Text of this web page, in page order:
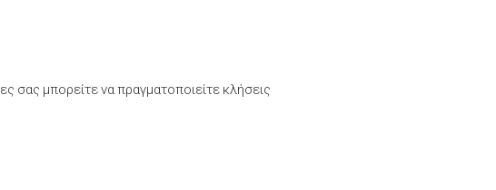
σας μπορείτε να πραγματοποιείτε κλήσεις